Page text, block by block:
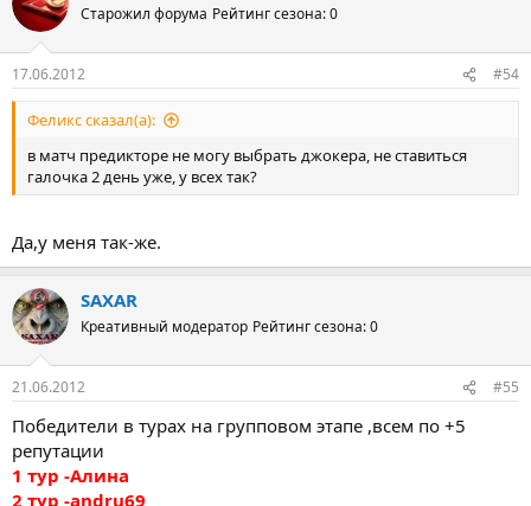
Старожил форума Рейтинг сезона: 0
17.06.2012 #54
Феликс сказал(а):
в матч предикторе не могу выбрать джокера, не ставиться
галочка 2 день уже, у всех так?
Да,у меня так-же.
SAXAR
Креативный модератор Рейтинг сезона: 0
21.06.2012 #55
Победители в турах на групповом этапе ,всем по +5
репутации
1 тур -Алина
2 тур -andru69